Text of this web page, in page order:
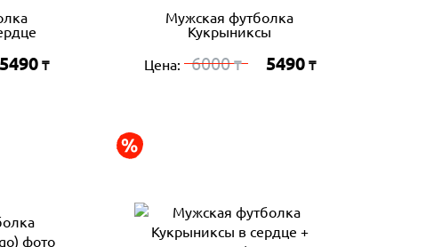
5490 ₸
Мужская футболка
Кукрыниксы
Цена: 6000₸ 5490 ₸